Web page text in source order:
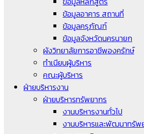
ข้อมูลอาคาร สถานที่
ข้อมูลครุภัณฑ์
ข้อมูลจังหวัดนครนายก
ผังวิทยาลัยการอาชีพองครักษ์
ทำเนียบผู้บริหาร
คณะผู้บริหาร
ฝ่ายบริหารงาน
ฝ่ายบริหารทรัพยากร
งานบริหารงานทั่วไป
งานบริหารและพัฒนาทรัพ